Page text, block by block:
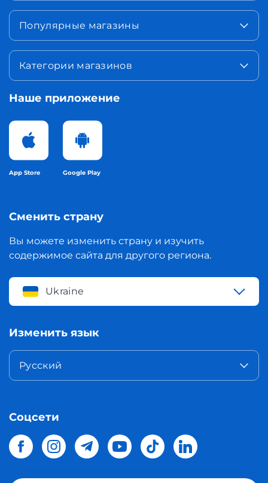
Популярные магазины
Категории магазинов
Наше приложение
App Store Google Play
Сменить страну
Вы можете изменить страну и изучить
содержимое сайта для другого региона.
Ukraine
Изменить язык
Русский
Соцсети